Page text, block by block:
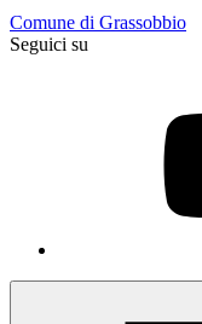
Comune di Grassobbio
Seguici su